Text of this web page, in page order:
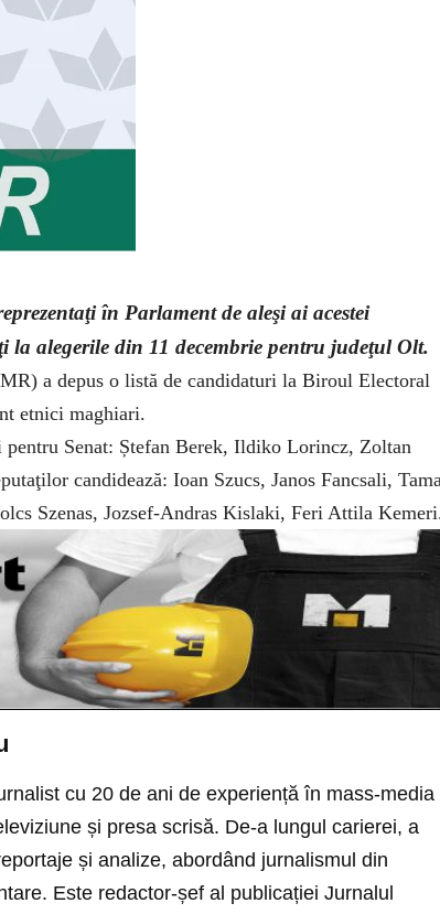
în Parlament de aleşi ai acestei
alegerile din 11 decembrie pentru judeţul Olt.
a depus o listă de candidaturi la Biroul Electoral
etnici maghiari.
Senat: Ștefan Berek, Ildiko Lorincz, Zoltan
candidează: Ioan Szucs, Janos Fancsali,
Szenas, Jozsef-Andras Kislaki, Feri Attila
cu 20 de ani de experiență în mass-media
și presa scrisă. De-a lungul carierei, a
și analize, abordând jurnalismul din
Este redactor-șef al publicației Jurnalul